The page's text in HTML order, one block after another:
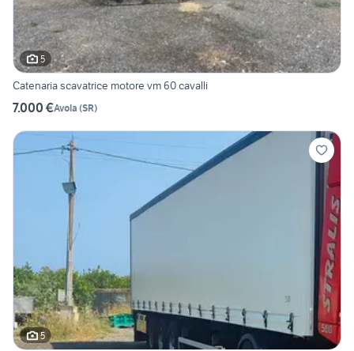
5
Catenaria scavatrice motore vm 60 cavalli
7.000 €Avola (SR)
5